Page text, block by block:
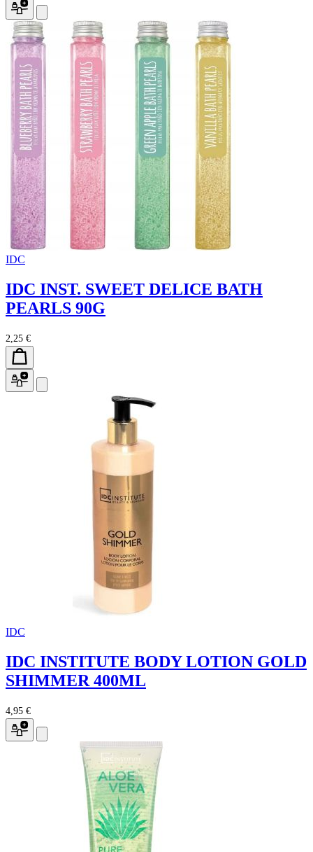
IDC
IDC INST. SWEET DELICE BATH
PEARLS 90G
2,25 €
IDC
IDC INSTITUTE BODY LOTION GOLD
SHIMMER 400ML
4,95 €